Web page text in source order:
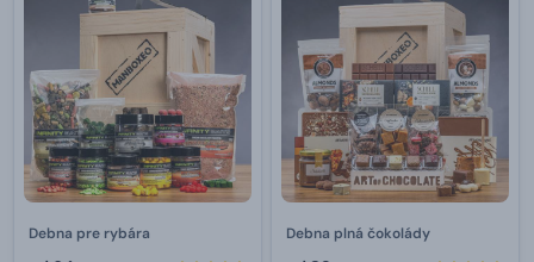
Debna pre rybára Debna plná čokolády